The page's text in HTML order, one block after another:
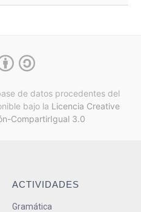
de datos procedentes del
bajo la Licencia Creative
CompartirIgual 3.0
ACTIVIDADES
Gramática